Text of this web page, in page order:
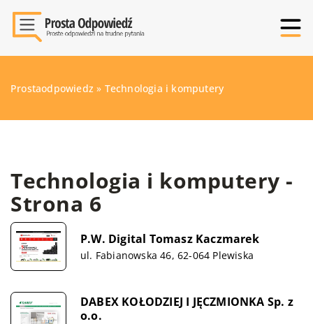
Prostaodpowiedz » Technologia i komputery
Technologia i komputery -
Strona 6
P.W. Digital Tomasz Kaczmarek
ul. Fabianowska 46, 62-064 Plewiska
DABEX KOŁODZIEJ I JĘCZMIONKA Sp. z
o.o.